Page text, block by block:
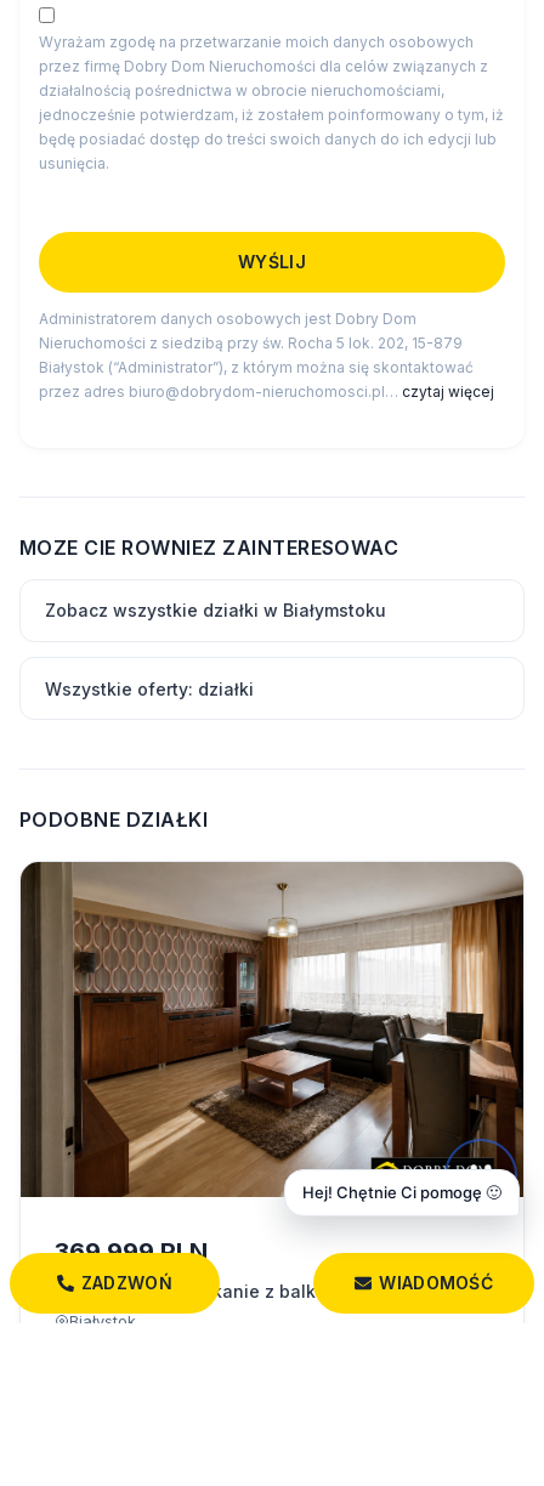
Wyrażam zgodę na przetwarzanie moich danych osobowych
przez firmę Dobry Dom Nieruchomości dla celów związanych z
działalnością pośrednictwa w obrocie nieruchomościami,
jednocześnie potwierdzam, iż zostałem poinformowany o tym, iż
będę posiadać dostęp do treści swoich danych do ich edycji lub
usunięcia.
Administratorem danych osobowych jest Dobry Dom
Nieruchomości z siedzibą przy św. Rocha 5 lok. 202, 15-879
Białystok (“Administrator”), z którym można się skontaktować
przez adres biuro@dobrydom-nieruchomosci.pl… czytaj więcej
MOZE CIE ROWNIEZ ZAINTERESOWAC
Zobacz wszystkie działki w Białymstoku
Wszystkie oferty: działki
PODOBNE DZIAŁKI
369 999 PLN
2-pokojowe mieszkanie z balkonem | 48,6 m²
Białystok
ZADZWOŃ WIADOMOŚĆ
Hej! Chętnie Ci pomogę 🙂